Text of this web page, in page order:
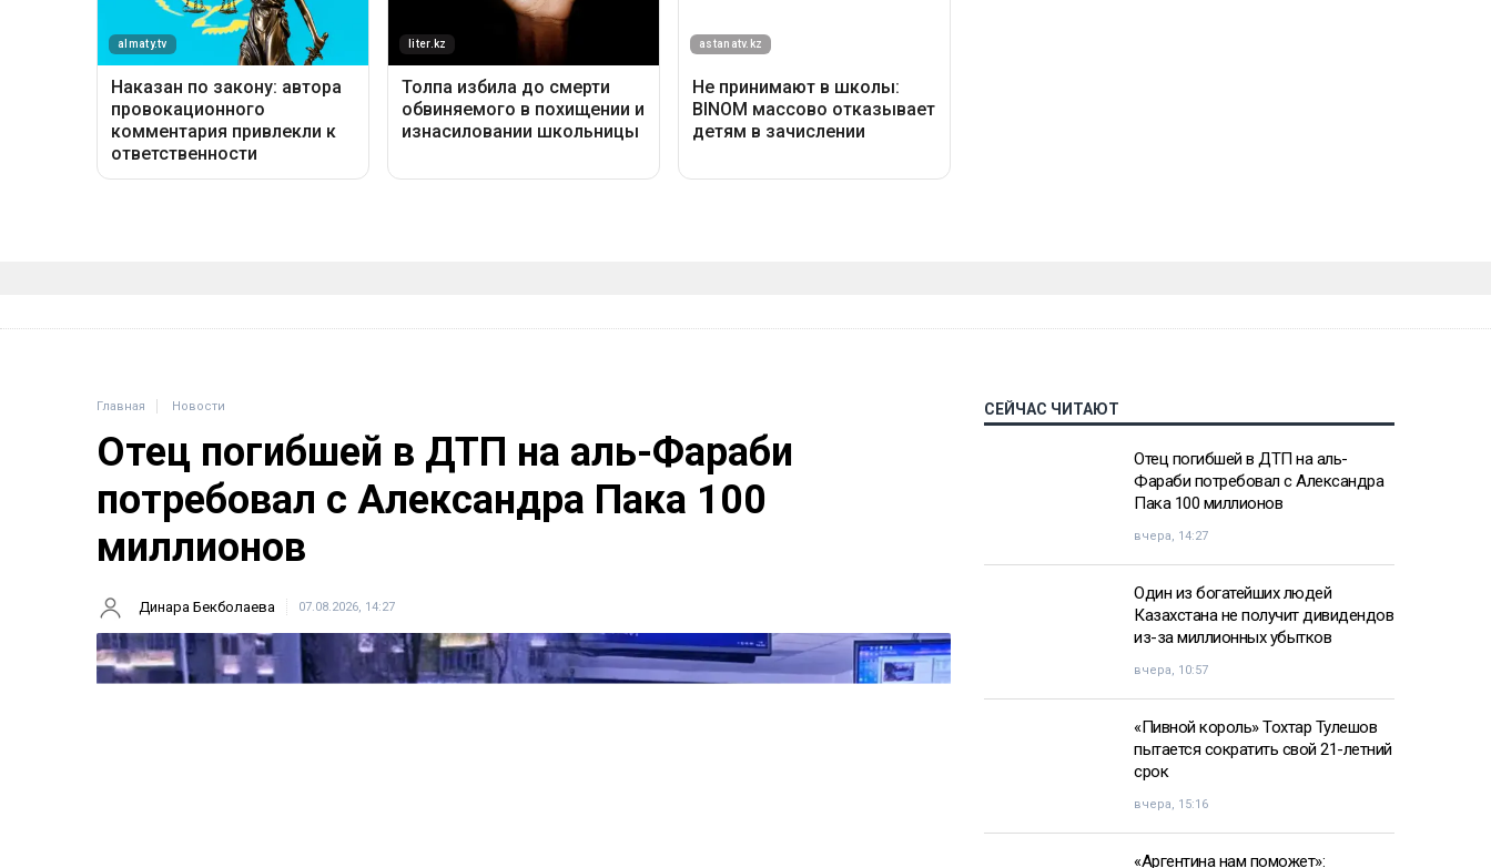
Главная Новости
Отец погибшей в ДТП на аль-Фараби
потребовал с Александра Пака 100
миллионов
Динара Бекболаева 07.08.2026, 14:27
СЕЙЧАС ЧИТАЮТ
Отец погибшей в ДТП на аль-
Фараби потребовал с Александра
Пака 100 миллионов
вчера, 14:27
Один из богатейших людей
Казахстана не получит дивидендов
из-за миллионных убытков
вчера, 10:57
«Пивной король» Тохтар Тулешов
пытается сократить свой 21-летний
срок
вчера, 15:16
«Аргентина нам поможет»: